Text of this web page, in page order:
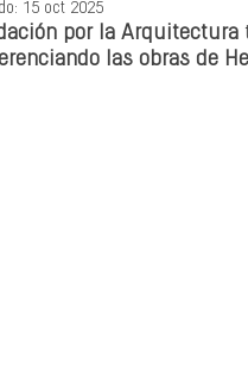
15 oct 2025
por la Arquitectura
las obras de